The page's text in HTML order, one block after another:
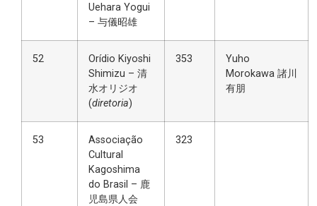
Uehara Yogui
– 与儀昭雄
52
Orídio Kiyoshi
Shimizu – 清
水オリジオ
(diretoria)
353
Yuho
Morokawa 諸川
有朋
53
Associação
Cultural
Kagoshima
do Brasil – 鹿
児島県人会
323